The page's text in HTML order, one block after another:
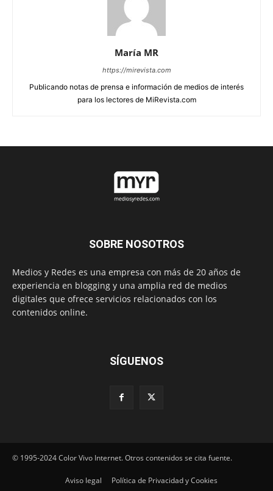
María MR
https://mirevista.com
Publicando notas de prensa e información de medios de interés
para los lectores de MiRevista.com
SOBRE NOSOTROS
Medios y Redes es una empresa con más de 20 años de
experiencia en blogging y una amplia red de medios
digitales que ofrece servicios relacionados con los
contenidos online.
SÍGUENOS
© 1995-2024 Color Vivo Internet. Otros contenidos se cita fuente.
Aviso legal Política de Privacidad y Cookies